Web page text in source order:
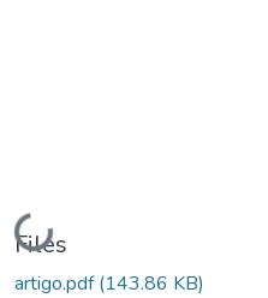
Loading...
Files
artigo.pdf(143.86 KB)